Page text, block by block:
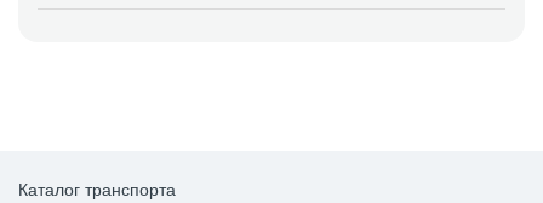
Каталог транспорта